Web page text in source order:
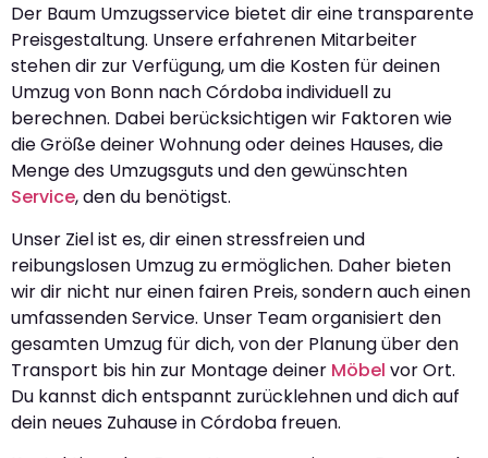
Der Baum Umzugsservice bietet dir eine transparente
Preisgestaltung. Unsere erfahrenen Mitarbeiter
stehen dir zur Verfügung, um die Kosten für deinen
Umzug von Bonn nach Córdoba individuell zu
berechnen. Dabei berücksichtigen wir Faktoren wie
die Größe deiner Wohnung oder deines Hauses, die
Menge des Umzugsguts und den gewünschten
Service, den du benötigst.
Unser Ziel ist es, dir einen stressfreien und
reibungslosen Umzug zu ermöglichen. Daher bieten
wir dir nicht nur einen fairen Preis, sondern auch einen
umfassenden Service. Unser Team organisiert den
gesamten Umzug für dich, von der Planung über den
Transport bis hin zur Montage deiner Möbel vor Ort.
Du kannst dich entspannt zurücklehnen und dich auf
dein neues Zuhause in Córdoba freuen.